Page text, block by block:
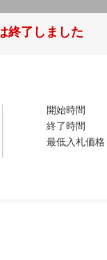
終了しました
開始時間
終了時間
最低入札価格